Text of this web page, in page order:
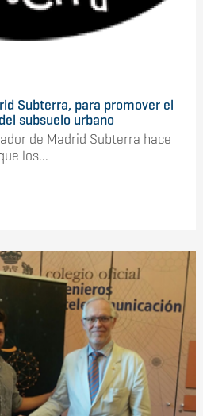
Subterra, para promover el
subsuelo urbano
de Madrid Subterra hace
los...